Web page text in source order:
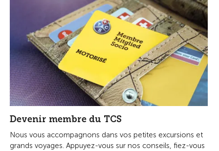
Devenir membre du TCS
Nous vous accompagnons dans vos petites excursions et
grands voyages. Appuyez-vous sur nos conseils, fiez-vous